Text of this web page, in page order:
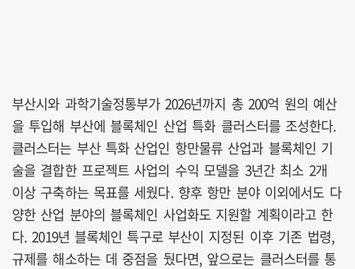
부산시와 과학기술정통부가 2026년까지 총 200억 원의 예산
을 투입해 부산에 블록체인 산업 특화 클러스터를 조성한다.
클러스터는 부산 특화 산업인 항만물류 산업과 블록체인 기
술을 결합한 프로젝트 사업의 수익 모델을 3년간 최소 2개
이상 구축하는 목표를 세웠다. 향후 항만 분야 이외에서도 다
양한 산업 분야의 블록체인 사업화도 지원할 계획이라고 한
다. 2019년 블록체인 특구로 부산이 지정된 이후 기존 법령,
규제를 해소하는 데 중점을 뒀다면, 앞으로는 클러스터를 통